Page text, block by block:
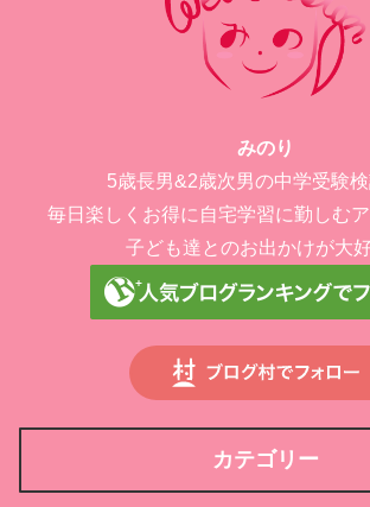
みのり
5歳長男&2歳次男の中学受験検
毎日楽しくお得に自宅学習に勤しむア
子ども達とのお出かけが大
カテゴリー